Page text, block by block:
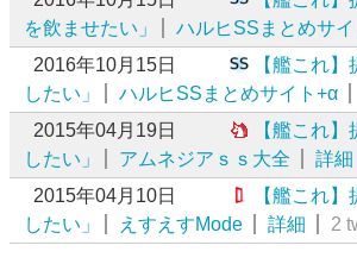
を飲ませたい」
ハルヒSSまとめサ
2016年10月15日
【艦これ
したい」
ハルヒSSまとめサイト+α
2015年04月19日
【艦これ
したい」
アムネジアｓｓ大全 詳細
2015年04月10日
【艦これ
したい」
えすえすMode 詳細 2